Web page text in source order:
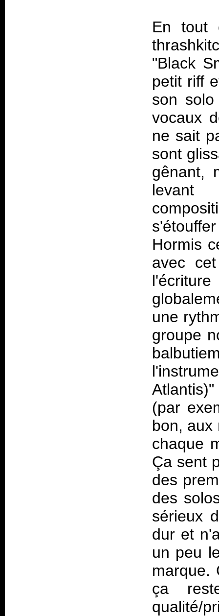
En tout
"Black
petit riff
son
vocaux
ne sait
sont
gênant,
levant
Hormis
avec
une
groupe
(par
bon,
chaque
Ça sent
des
des
sérieux
dur et
un peu
marque.
ça
qualité/